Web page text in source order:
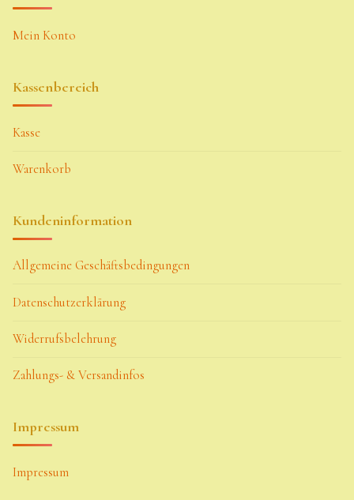
Mein Konto
Kassenbereich
Kasse
Warenkorb
Kundeninformation
Allgemeine Geschäftsbedingungen
Datenschutzerklärung
Widerrufsbelehrung
Zahlungs- & Versandinfos
Impressum
Impressum